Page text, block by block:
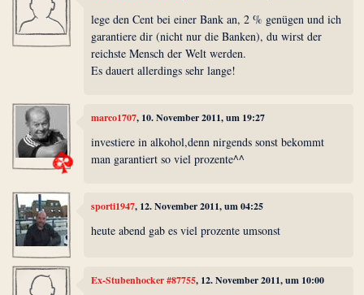
lege den Cent bei einer Bank an, 2 % genügen und ich
garantiere dir (nicht nur die Banken), du wirst der
reichste Mensch der Welt werden.
Es dauert allerdings sehr lange!
marco1707, 10. November 2011, um 19:27
investiere in alkohol,denn nirgends sonst bekommt
man garantiert so viel prozente^^
sporti1947, 12. November 2011, um 04:25
heute abend gab es viel prozente umsonst
Ex-Stubenhocker #87755, 12. November 2011, um 10:00